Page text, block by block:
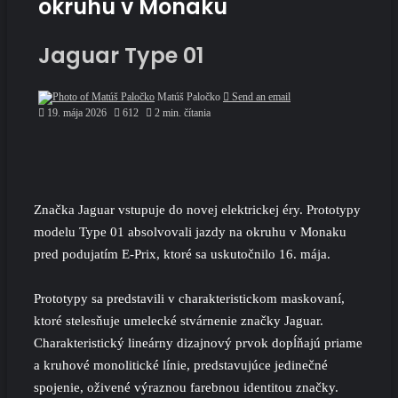
okruhu v Monaku
Jaguar Type 01
Matúš Paločko
Send an email
19. mája 2026
612 2 min. čítania
Značka Jaguar vstupuje do novej elektrickej éry. Prototypy
modelu Type 01 absolvovali jazdy na okruhu v Monaku
pred podujatím E-Prix, ktoré sa uskutočnilo 16. mája.
Prototypy sa predstavili v charakteristickom maskovaní,
ktoré stelesňuje umelecké stvárnenie značky Jaguar.
Charakteristický lineárny dizajnový prvok dopĺňajú priame
a kruhové monolitické línie, predstavujúce jedinečné
spojenie, oživené výraznou farebnou identitou značky.